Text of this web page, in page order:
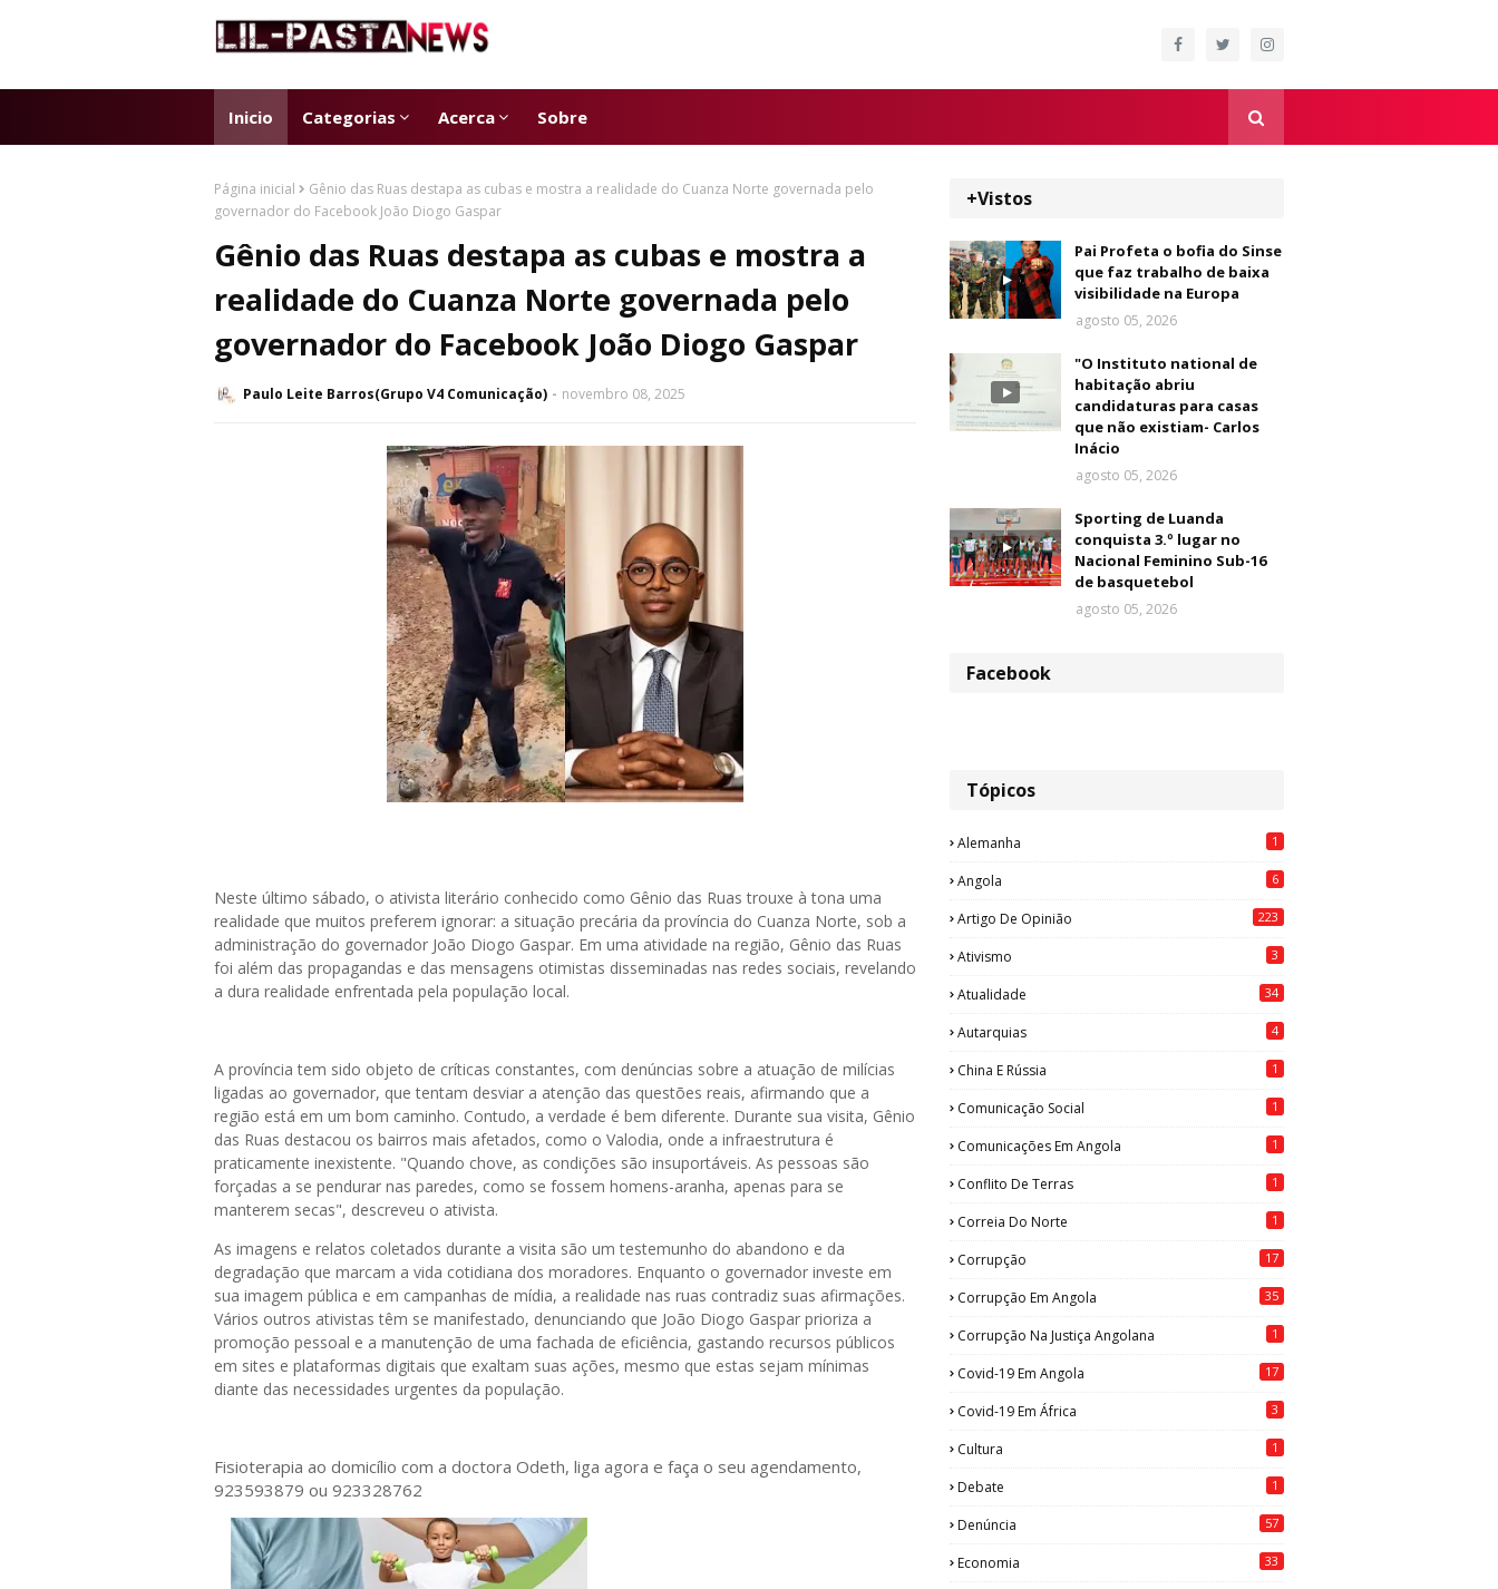
Inicio Categorias Acerca Sobre
Página inicial
Gênio das Ruas destapa as cubas e mostra a realidade do Cuanza Norte governada pelo
governador do Facebook João Diogo Gaspar
Gênio das Ruas destapa as cubas e mostra a
realidade do Cuanza Norte governada pelo
governador do Facebook João Diogo Gaspar
Paulo Leite Barros(Grupo V4 Comunicação) novembro 08, 2025
Neste último sábado, o ativista literário conhecido como Gênio das Ruas trouxe à tona uma
realidade que muitos preferem ignorar: a situação precária da província do Cuanza Norte, sob a
administração do governador João Diogo Gaspar. Em uma atividade na região, Gênio das Ruas
foi além das propagandas e das mensagens otimistas disseminadas nas redes sociais, revelando
a dura realidade enfrentada pela população local.
A província tem sido objeto de críticas constantes, com denúncias sobre a atuação de milícias
ligadas ao governador, que tentam desviar a atenção das questões reais, afirmando que a
região está em um bom caminho. Contudo, a verdade é bem diferente. Durante sua visita, Gênio
das Ruas destacou os bairros mais afetados, como o Valodia, onde a infraestrutura é
praticamente inexistente. "Quando chove, as condições são insuportáveis. As pessoas são
forçadas a se pendurar nas paredes, como se fossem homens-aranha, apenas para se
manterem secas", descreveu o ativista.
As imagens e relatos coletados durante a visita são um testemunho do abandono e da
degradação que marcam a vida cotidiana dos moradores. Enquanto o governador investe em
sua imagem pública e em campanhas de mídia, a realidade nas ruas contradiz suas afirmações.
Vários outros ativistas têm se manifestado, denunciando que João Diogo Gaspar prioriza a
promoção pessoal e a manutenção de uma fachada de eficiência, gastando recursos públicos
em sites e plataformas digitais que exaltam suas ações, mesmo que estas sejam mínimas
diante das necessidades urgentes da população.
Fisioterapia ao domicílio com a doctora Odeth, liga agora e faça o seu agendamento,
923593879 ou 923328762
+Vistos
Pai Profeta o bofia do Sinse
que faz trabalho de baixa
visibilidade na Europa
agosto 05, 2026
"O Instituto national de
habitação abriu
candidaturas para casas
que não existiam- Carlos
Inácio
agosto 05, 2026
Sporting de Luanda
conquista 3.º lugar no
Nacional Feminino Sub-16
de basquetebol
agosto 05, 2026
Facebook
Tópicos
Alemanha 1
Angola 6
Artigo De Opinião 223
Ativismo 3
Atualidade 34
Autarquias 4
China E Rússia 1
Comunicação Social 1
Comunicações Em Angola 1
Conflito De Terras 1
Correia Do Norte 1
Corrupção 17
Corrupção Em Angola 35
Corrupção Na Justiça Angolana 1
Covid-19 Em Angola 17
Covid-19 Em África 3
Cultura 1
Debate 1
Denúncia 57
Economia 33